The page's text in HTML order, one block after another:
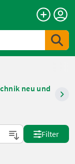
neu und
Filter